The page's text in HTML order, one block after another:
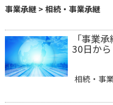
事業承継 > 相続・事業承継
「事業
30日から
相続・事